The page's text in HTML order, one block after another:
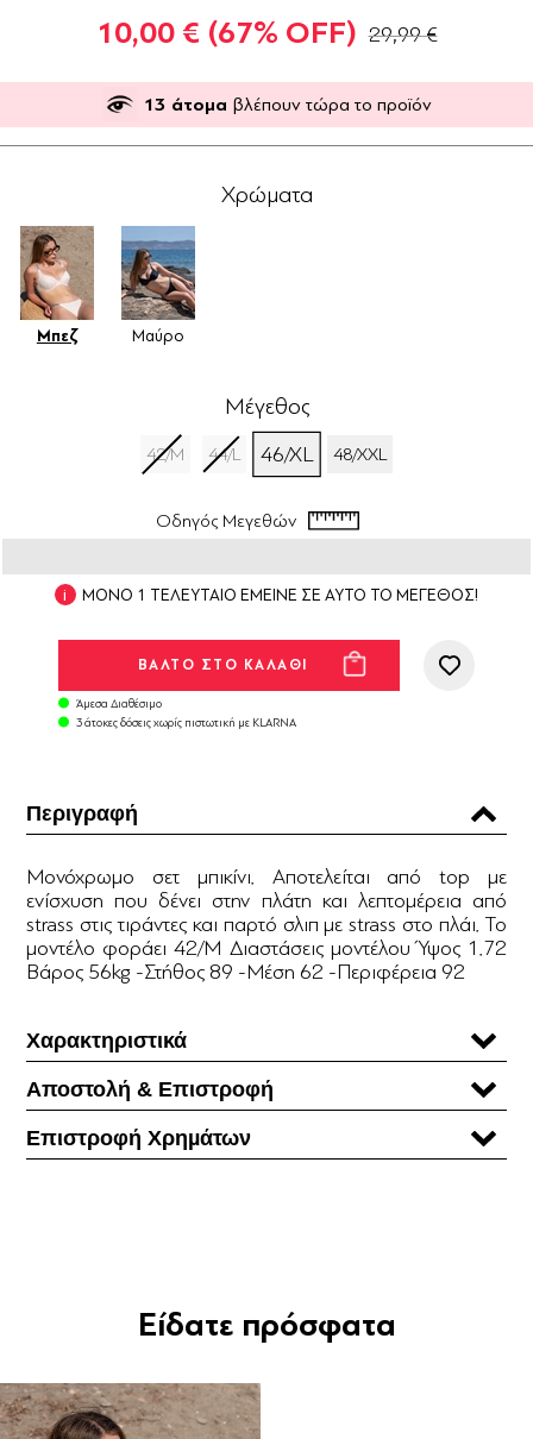
10,00 € (67% OFF) 29,99 €
13 άτομα βλέπουν τώρα το προϊόν
Χρώματα
Μπεζ Μαύρο
Μέγεθος
42/M 44/L 46/XL 48/XXL
Οδηγός Μεγεθών
ΜΟΝΟ 1 ΤΕΛΕΥΤΑΙΟ ΕΜΕΙΝΕ ΣΕ ΑΥΤΟ ΤΟ ΜΕΓΕΘΟΣ!
Άμεσα Διαθέσιμο
3 άτοκες δόσεις χωρίς πιστωτική με KLARNA
Περιγραφή
Μονόχρωμο σετ μπικίνι. Αποτελείται από top με
ενίσχυση που δένει στην πλάτη και λεπτομέρεια από
strass στις τιράντες και παρτό σλιπ με strass στο πλάι. Το
μοντέλο φοράει 42/M Διαστάσεις μοντέλου Ύψος 1.72
Βάρος 56kg -Στήθος 89 -Μέση 62 -Περιφέρεια 92
Χαρακτηριστικά
Αποστολή & Επιστροφή
Επιστροφή Χρηµάτων
Είδατε πρόσφατα